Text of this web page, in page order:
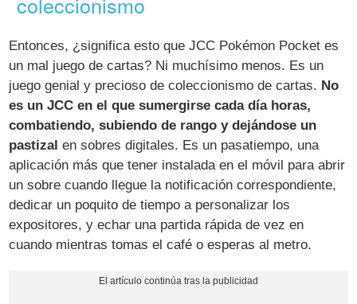
Entonces, ¿significa esto que JCC Pokémon Pocket es
un mal juego de cartas? Ni muchísimo menos. Es un
juego genial y precioso de coleccionismo de cartas. No
es un JCC en el que sumergirse cada día horas,
combatiendo, subiendo de rango y dejándose un
pastizal en sobres digitales. Es un pasatiempo, una
aplicación más que tener instalada en el móvil para abrir
un sobre cuando llegue la notificación correspondiente,
dedicar un poquito de tiempo a personalizar los
expositores, y echar una partida rápida de vez en
cuando mientras tomas el café o esperas al metro.